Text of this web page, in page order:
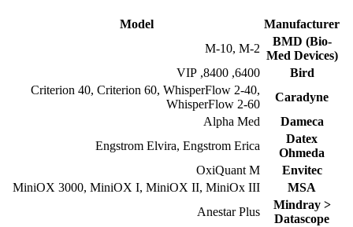
Manufacturer
Model
BMD (Bio-
Med Devices)
M-10, M-2
Bird
6400, 8400, VIP
Caradyne
Criterion 40, Criterion 60, WhisperFlow 2-40,
WhisperFlow 2-60
Dameca
Alpha Med
Datex
Ohmeda
Engstrom Elvira, Engstrom Erica
Envitec
OxiQuant M
MSA
MiniOX 3000, MiniOX I, MiniOX II, MiniOx III
Mindray >
Datascope
Anestar Plus